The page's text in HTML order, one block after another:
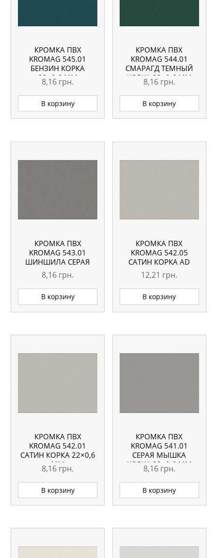
КРОМКА ПВХ
KROMAG 545.01
БЕНЗИН КОРКА
22×0,6 ММ
8,16 грн.
В корзину
КРОМКА ПВХ
KROMAG 544.01
СМАРАГД ТЕМНЫЙ
КОРКА 22×0,6 ММ
8,16 грн.
В корзину
КРОМКА ПВХ
KROMAG 543.01
ШИНШИЛА СЕРАЯ
КОРКА 22×0,6 ММ
8,16 грн.
В корзину
КРОМКА ПВХ
KROMAG 542.05
САТИН КОРКА AD
22×0,8 ММ
12,21 грн.
В корзину
КРОМКА ПВХ
KROMAG 542.01
САТИН КОРКА 22×0,6
ММ
8,16 грн.
В корзину
КРОМКА ПВХ
KROMAG 541.01
СЕРАЯ МЫШКА
КОРКА 22×0,6 ММ
8,16 грн.
В корзину